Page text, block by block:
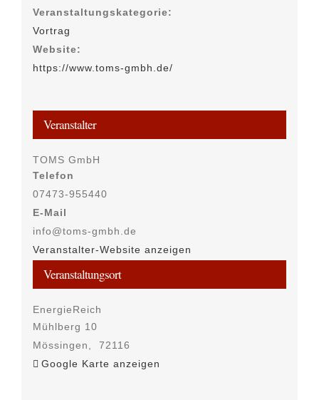
Veranstaltungskategorie:
Vortrag
Website:
https://www.toms-gmbh.de/
Veranstaltungsort
EnergieReich
Mühlberg 10
Mössingen
72116
Google Karte anzeigen
Veranstalter
TOMS GmbH
Telefon
07473-955440
E-Mail
info@toms-gmbh.de
Veranstalter-Website anzeigen